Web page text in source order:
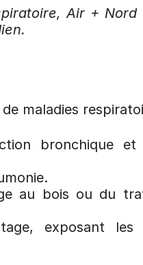
Air +
maladies
bronchique et
au bois ou du
exposant